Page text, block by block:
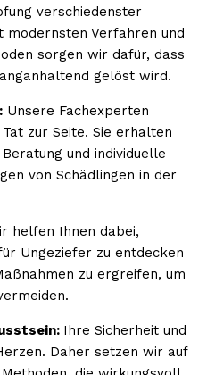
verschiedenster
modernsten Verfahren und
sorgen wir dafür, dass
gelöst wird.
Unsere Fachexperten
zur Seite. Sie erhalten
und individuelle
von Schädlingen in der
helfen Ihnen dabei,
Ungeziefer zu entdecken
zu ergreifen, um
Ihre Sicherheit und
Daher setzen wir auf